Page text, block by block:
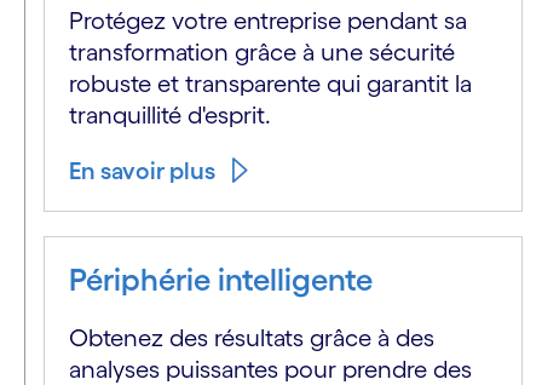
Protégez votre entreprise pendant sa
transformation grâce à une sécurité
robuste et transparente qui garantit la
tranquillité d'esprit.
En savoir plus
Périphérie intelligente
Obtenez des résultats grâce à des
analyses puissantes pour prendre des